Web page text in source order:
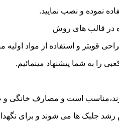
نموده و نصب نمایید.
قویتر و استفاده از مواد
را به شما پیشنهاد مینمائیم.
است و مصارف خانگی و
رشد جلبک ها می شوند و برای